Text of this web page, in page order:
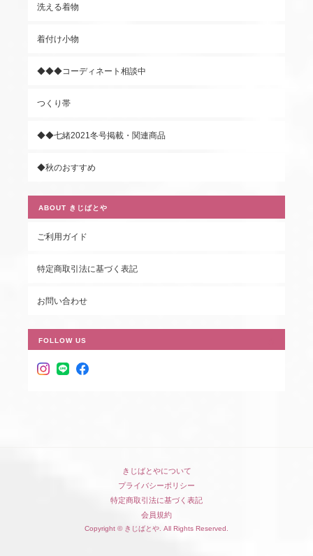
洗える着物
着付け小物
◆◆◆コーディネート相談中
つくり帯
◆◆七緒2021冬号掲載・関連商品
◆秋のおすすめ
ABOUT きじばとや
ご利用ガイド
特定商取引法に基づく表記
お問い合わせ
FOLLOW US
きじばとやについて
プライバシーポリシー
特定商取引法に基づく表記
会員規約
Copyright © きじばとや. All Rights Reserved.